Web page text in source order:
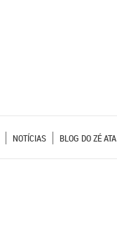
NOTÍCIAS BLOG DO ZÉ